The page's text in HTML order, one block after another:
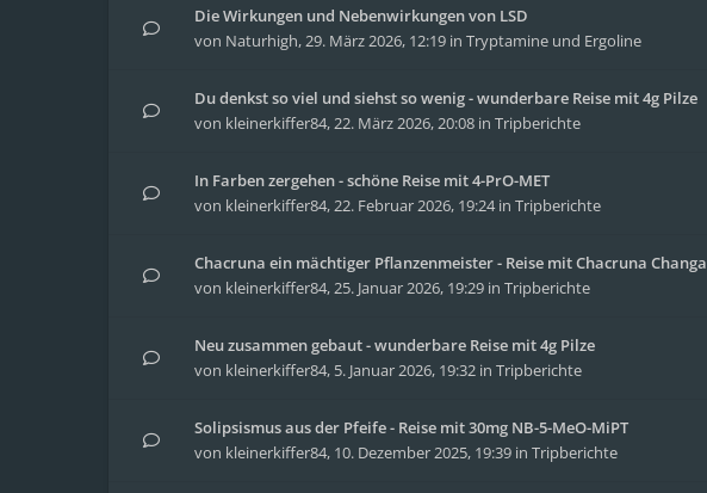
Die Wirkungen und Nebenwirkungen von LSD
von Naturhigh,29. März 2026, 12:19 in Tryptamine und Ergoline
Du denkst so viel und siehst so wenig - wunderbare Reise mit 4g Pilze
von kleinerkiffer84,22. März 2026, 20:08 in Tripberichte
In Farben zergehen - schöne Reise mit 4-PrO-MET
von kleinerkiffer84,22. Februar 2026, 19:24in Tripberichte
Chacruna ein mächtiger Pflanzenmeister - Reise mit Chacruna Changa
von kleinerkiffer84,25. Januar 2026, 19:29 in Tripberichte
Neu zusammen gebaut - wunderbare Reise mit 4g Pilze
von kleinerkiffer84, 5. Januar 2026, 19:32 in Tripberichte
Solipsismus aus der Pfeife - Reise mit 30mg NB-5-MeO-MiPT
von kleinerkiffer84, 10. Dezember 2025, 19:39 in Tripberichte